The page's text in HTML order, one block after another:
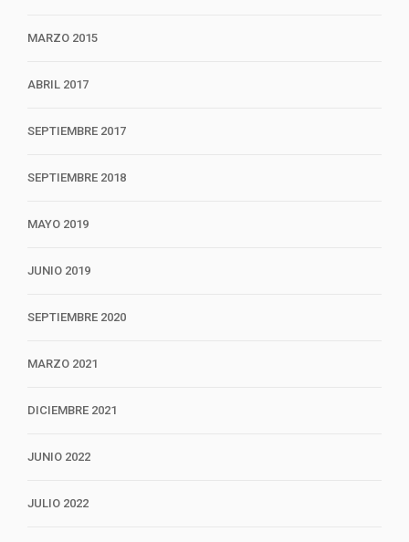
MARZO 2015
ABRIL 2017
SEPTIEMBRE 2017
SEPTIEMBRE 2018
MAYO 2019
JUNIO 2019
SEPTIEMBRE 2020
MARZO 2021
DICIEMBRE 2021
JUNIO 2022
JULIO 2022